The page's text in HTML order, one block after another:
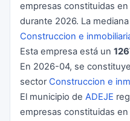
empresas constituidas en
durante 2026. La
Construccion e
Esta empresa está un
En 2026-04, se
sector Construccion e
El municipio de ADEJE
empresas constituidas